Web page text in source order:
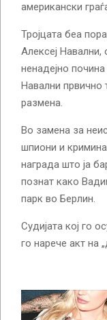
американски
Тројцата беа
Алексеј Навални,
ненадејно
Навални
размена.
Во замена за
шпиони и
награда што ја
познат како
парк во Берлин.
Судијата кој го
го нарече акт на